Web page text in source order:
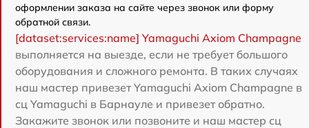
оформлении заказа на сайте через звонок или форму
обратной связи.
[dataset:services:name] Yamaguchi Axiom Champagne
выполняется на выезде, если не требует большого
оборудования и сложного ремонта. В таких случаях
наш мастер привезет Yamaguchi Axiom Champagne в
сц Yamaguchi в Барнауле и привезет обратно.
Закажите звонок или позвоните и наш мастер сц